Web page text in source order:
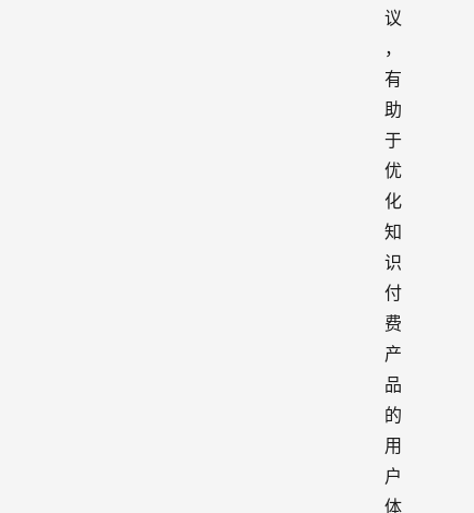
议
，
有
助
于
优
化
知
识
付
费
产
品
的
用
户
体